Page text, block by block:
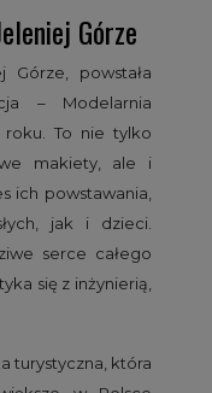
Górze
Górze, powstała
– Modelarnia
To nie tylko
makiety, ale i
ich powstawania,
jak i dzieci.
serce całego
się z inżynierią,
turystyczna, która